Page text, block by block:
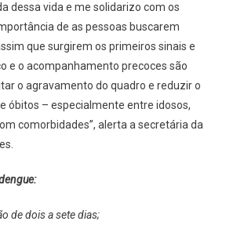
dessa vida e me solidarizo com os
de as pessoas buscarem
que surgirem os primeiros sinais e
e o acompanhamento precoces são
o agravamento do quadro e reduzir o
óbitos – especialmente entre idosos,
comorbidades”, alerta a secretária da
de dois a sete dias;